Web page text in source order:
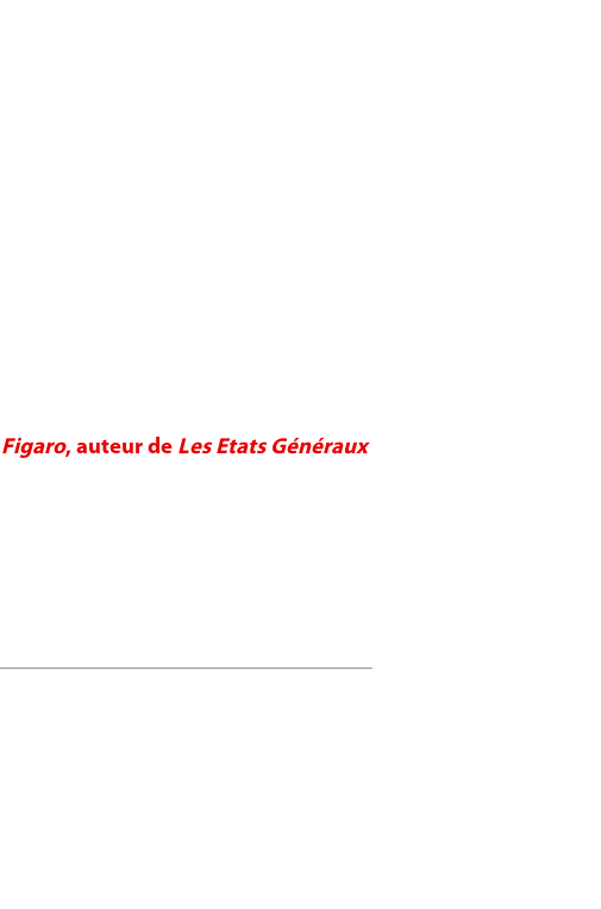
Figaro, auteur de Les Etats Généraux